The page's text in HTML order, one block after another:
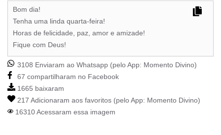
Bom dia!
Tenha uma linda quarta-feira!
Horas de felicidade, paz, amor e amizade!
Fique com Deus!
3108 Enviaram ao Whatsapp (pelo App: Momento Divino)
67 compartilharam no Facebook
1665 baixaram
217 Adicionaram aos favoritos (pelo App: Momento Divino)
16310 Acessaram essa imagem